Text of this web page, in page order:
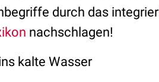
durch das
nachschlagen!
kalte Wasser